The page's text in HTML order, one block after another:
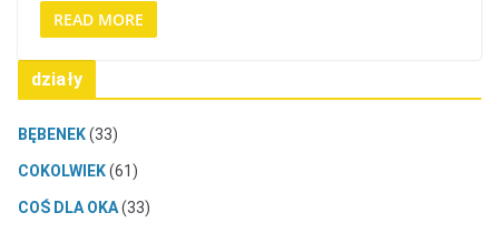
READ MORE
działy
BĘBENEK(33)
COKOLWIEK(61)
COŚ DLA OKA(33)